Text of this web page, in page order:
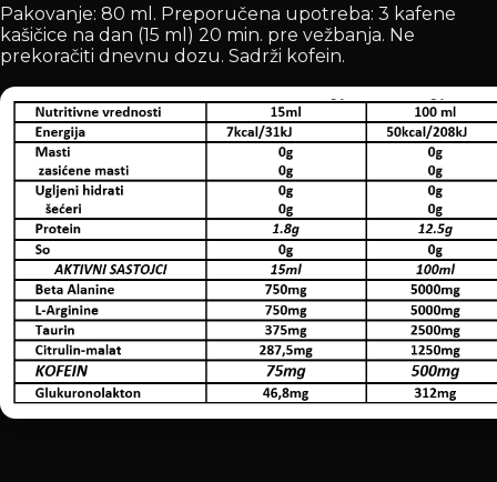
Pakovanje: 80 ml. Preporučena upotreba: 3 kafene
kašičice na dan (15 ml) 20 min. pre vežbanja. Ne
prekoračiti dnevnu dozu. Sadrži kofein.